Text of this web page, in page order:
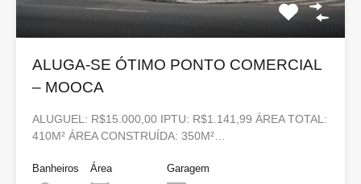
ALUGA-SE ÓTIMO PONTO COMERCIAL
– MOOCA
ALUGUEL: R$15.000,00 IPTU: R$1.141,99 ÁREA TOTAL:
410M² ÁREA CONSTRUÍDA: 350M²…
Banheiros
Área
Garagem